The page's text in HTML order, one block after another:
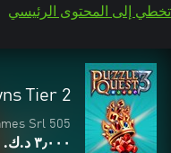
تخطي إلى المحتوى الرئيسي
Tier 2
505 Games Srl
٣٫٠٠٠ د.ك.‏